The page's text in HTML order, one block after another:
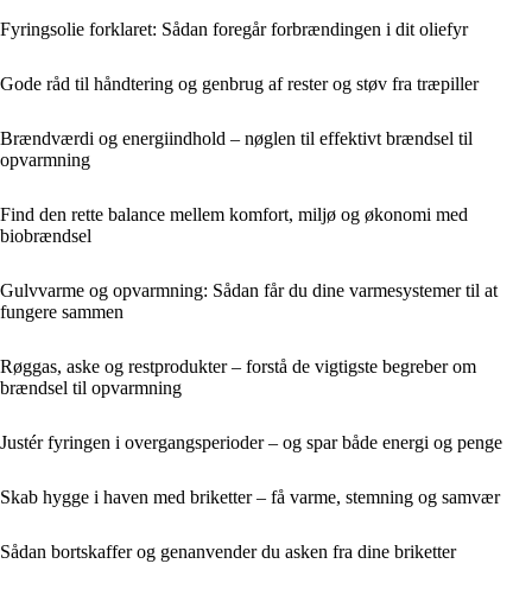
Fyringsolie forklaret: Sådan foregår forbrændingen i dit oliefyr
Gode råd til håndtering og genbrug af rester og støv fra træpiller
Brændværdi og energiindhold – nøglen til effektivt brændsel til
opvarmning
Find den rette balance mellem komfort, miljø og økonomi med
biobrændsel
Gulvvarme og opvarmning: Sådan får du dine varmesystemer til at
fungere sammen
Røggas, aske og restprodukter – forstå de vigtigste begreber om
brændsel til opvarmning
Justér fyringen i overgangsperioder – og spar både energi og penge
Skab hygge i haven med briketter – få varme, stemning og samvær
Sådan bortskaffer og genanvender du asken fra dine briketter